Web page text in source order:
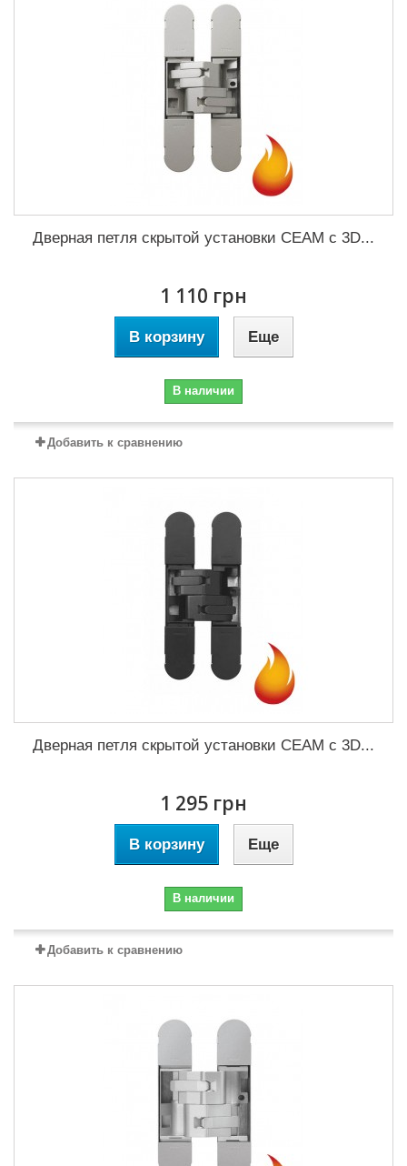
Дверная петля скрытой установки CEAM с 3D...
1 110 грн
В корзину Еще
В наличии
Добавить к сравнению
Дверная петля скрытой установки CEAM с 3D...
1 295 грн
В корзину Еще
В наличии
Добавить к сравнению